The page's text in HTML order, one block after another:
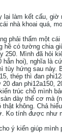
lại làm kết cấu, giờ
nhà khoai quá,
phải thẩm một
hề có tường chia
250. Mình đã hỏi
hoi), nghĩa là
tùy hứng sau này.
thép thì đan
đan phi12a150,
trúc chỗ mình
dày thế cơ mà
thật không. Chả
Ko tính được như
ý kiến giúp mình